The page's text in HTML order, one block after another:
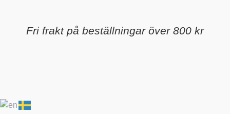
Fri frakt på beställningar över 800 kr